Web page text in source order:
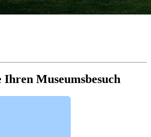
Ihren Museumsbesuch